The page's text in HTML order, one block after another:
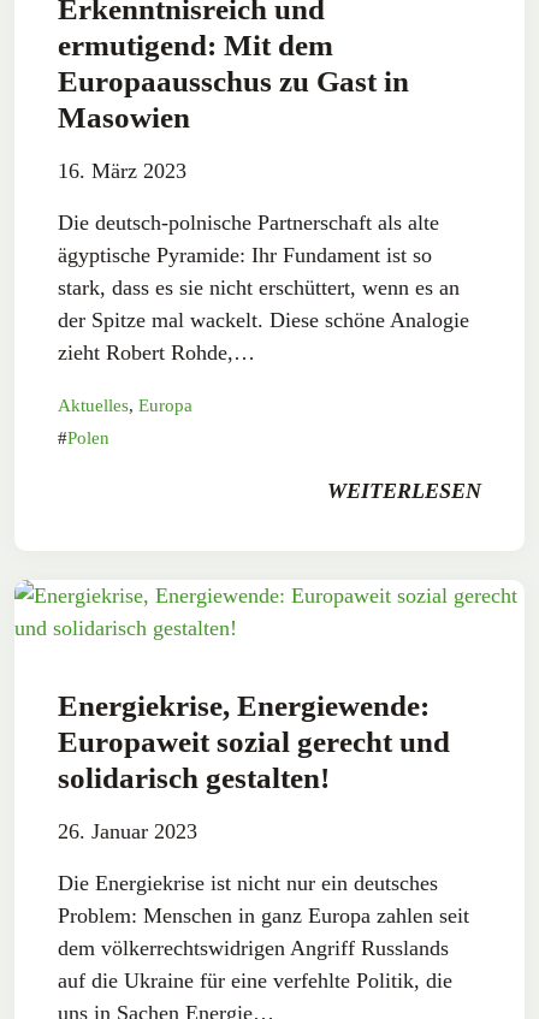
Erkenntnisreich und
ermutigend: Mit dem
Europaausschus zu Gast in
Masowien
16. März 2023
Die deutsch-polnische Partnerschaft als alte
ägyptische Pyramide: Ihr Fundament ist so
stark, dass es sie nicht erschüttert, wenn es an
der Spitze mal wackelt. Diese schöne Analogie
zieht Robert Rohde,…
Aktuelles, Europa
Polen
WEITERLESEN
Energiekrise, Energiewende:
Europaweit sozial gerecht und
solidarisch gestalten!
26. Januar 2023
Die Energiekrise ist nicht nur ein deutsches
Problem: Menschen in ganz Europa zahlen seit
dem völkerrechtswidrigen Angriff Russlands
auf die Ukraine für eine verfehlte Politik, die
uns in Sachen Energie…